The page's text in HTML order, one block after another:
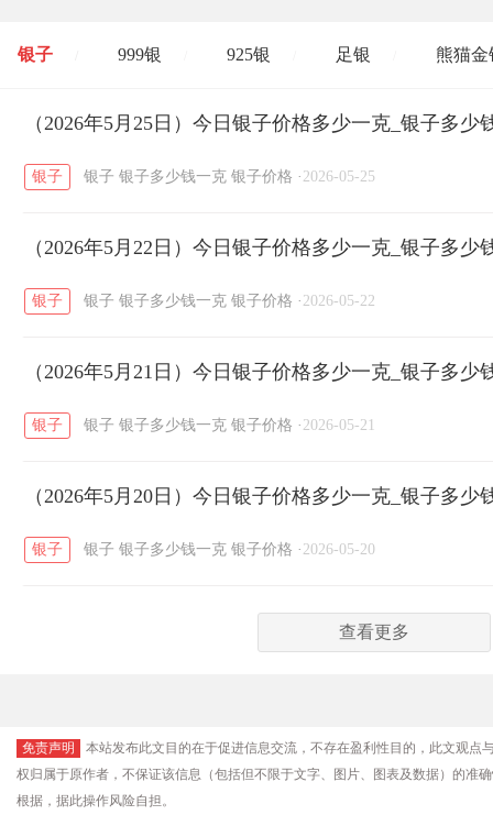
银子 999银 925银 足银 熊猫金
开国纪念币 大清银币 / 长城币 / 老
菜百 周生生 周大生
六福 / 金至尊 潮宏基 / 亚一金店 /
（2026年5月25日）今日银子价格多少一克_银子多少
银子 银子 银子多少钱一克 银子价格 · 2026-05-25
（2026年5月22日）今日银子价格多少一克_银子多少
银子 银子 银子多少钱一克 银子价格 · 2026-05-22
（2026年5月21日）今日银子价格多少一克_银子多少
银子 银子 银子多少钱一克 银子价格 · 2026-05-21
（2026年5月20日）今日银子价格多少一克_银子多少
银子 银子 银子多少钱一克 银子价格 · 2026-05-20
查看更多
免责声明
本站发布此文目的在于促进信息交流，不存在盈利性目的，此文观
权归属于原作者，不保证该信息（包括但不限于文字、图片、图表及数据）的准
根据，据此操作风险自担。